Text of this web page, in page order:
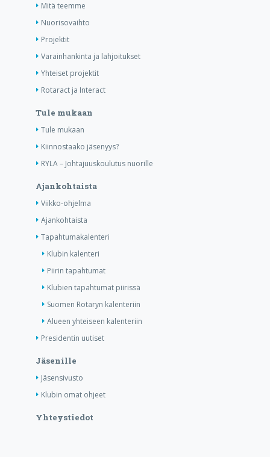
Mitä teemme
Nuorisovaihto
Projektit
Varainhankinta ja lahjoitukset
Yhteiset projektit
Rotaract ja Interact
Tule mukaan
Tule mukaan
Kiinnostaako jäsenyys?
RYLA – Johtajuuskoulutus nuorille
Ajankohtaista
Viikko-ohjelma
Ajankohtaista
Tapahtumakalenteri
Klubin kalenteri
Piirin tapahtumat
Klubien tapahtumat piirissä
Suomen Rotaryn kalenteriin
Alueen yhteiseen kalenteriin
Presidentin uutiset
Jäsenille
Jäsensivusto
Klubin omat ohjeet
Yhteystiedot